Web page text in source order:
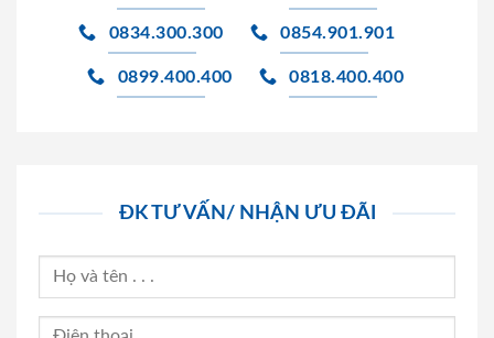
0834.300.300 0854.901.901
0899.400.400 0818.400.400
ĐK TƯ VẤN/ NHẬN ƯU ĐÃI